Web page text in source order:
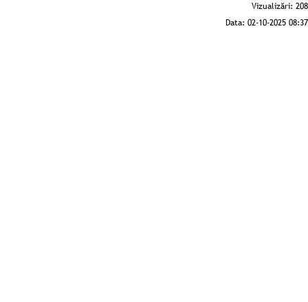
Vizualizări: 208
Data: 02-10-2025 08:37